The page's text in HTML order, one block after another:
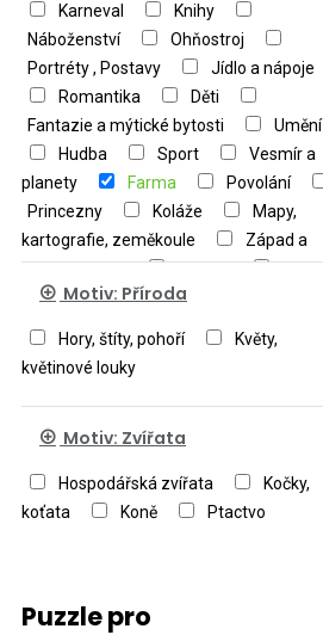
Karneval
Knihy
Náboženství
Ohňostroj
Portréty , Postavy
Jídlo a nápoje
Romantika
Děti
Fantazie a mýtické bytosti
Umění
Hudba
Sport
Vesmír a
planety
Farma
Povolání
Princezny
Koláže
Mapy,
kartografie, zeměkoule
Západ a
východ slunce
Military
OstatníMotiv: Příroda
Hory, štíty, pohoří
Květy,
květinové louky
Motiv: Zvířata
Hospodářská zvířata
Kočky,
koťata
Koně Ptactvo
Puzzle pro